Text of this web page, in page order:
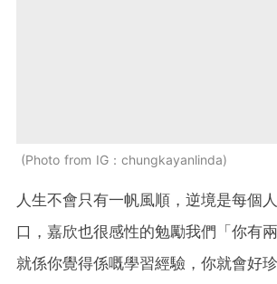
Photo from IG：chungkayanlinda
人生不會只有一帆風順，逆境是每個
口，嘉欣也很感性的勉勵我們「你有
就係你覺得係嘅學習經驗，你就會好